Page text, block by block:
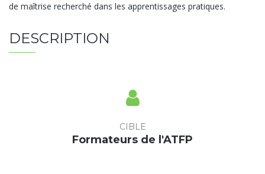
de maîtrise recherché dans les apprentissages pratiques.
DESCRIPTION
CIBLE
Formateurs de l'ATFP